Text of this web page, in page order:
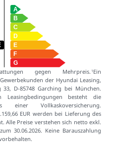
gegen Mehrpreis. 1 Ein
der Hyundai Leasing,
D-85748 Garching bei München.
Leasingbedingungen besteht die
einer Vollkaskoversicherung.
EUR werden bei Lieferung des
Alle Preise verstehen sich netto exkl.
30.06.2026. Keine Barauszahlung